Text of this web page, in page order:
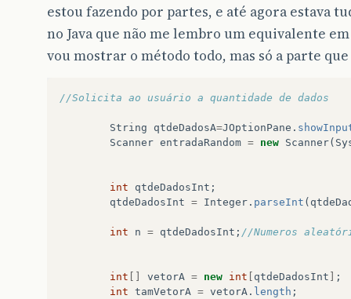
estou fazendo por partes, e até agora estava
no Java que não me lembro um equivalente em
vou mostrar o método todo, mas só a parte
//Solicita ao usuário a quantidade de dados
String qtdeDadosA=JOptionPane .
Scanner entradaRandom = new Scanner(
int qtdeDadosInt ;
qtdeDadosInt = Integer . parseInt (
int n = qtdeDadosInt ; //Numeros
int vetorA = new int qtdeDadosInt
;
int tamVetorA = vetorA . length ;